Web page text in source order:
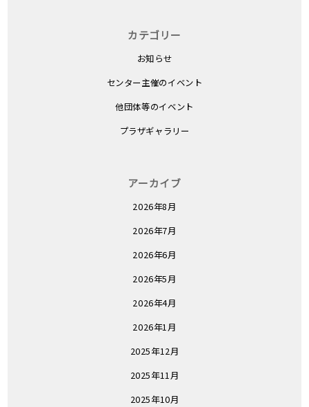
カテゴリー
お知らせ
センター主催のイベント
他団体等のイベント
プラザギャラリー
アーカイブ
2026年8月
2026年7月
2026年6月
2026年5月
2026年4月
2026年1月
2025年12月
2025年11月
2025年10月